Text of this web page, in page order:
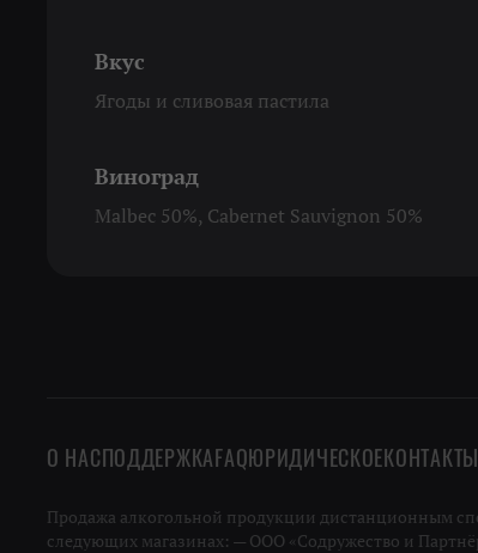
Вкус
Ягоды и сливовая пастила
Виноград
Malbec 50%, Cabernet Sauvignon 50%
О НАСПОДДЕРЖКАFAQЮРИДИЧЕСКОЕКОНТАКТЫ
Продажа алкогольной продукции дистанционным
следующих магазинах: — ООО «Содружество и